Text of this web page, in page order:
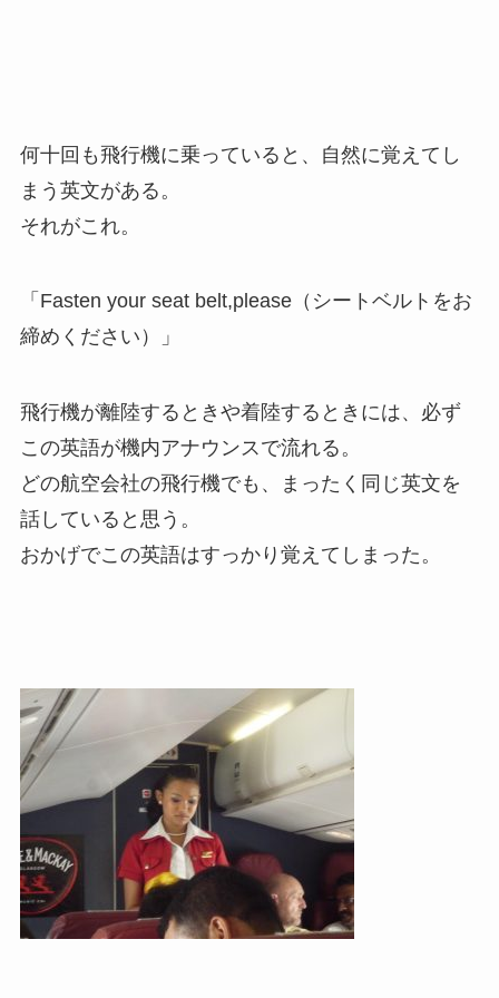
何十回も飛行機に乗っていると、自然に覚えてし
まう英文がある。
それがこれ。
「Fasten your seat belt,please（シートベルトをお
締めください）」
飛行機が離陸するときや着陸するときには、必ず
この英語が機内アナウンスで流れる。
どの航空会社の飛行機でも、まったく同じ英文を
話していると思う。
おかげでこの英語はすっかり覚えてしまった。